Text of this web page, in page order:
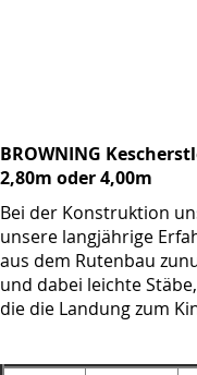
BROWNING
2,80m oder 4,00m
Bei der Konstruktion
unsere langjährige
aus dem Rutenbau
und dabei leichte Stäbe,
die die Landung zum